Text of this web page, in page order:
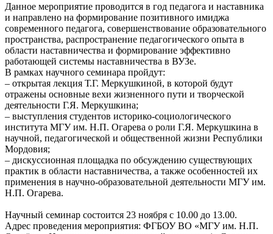
Данное мероприятие проводится в год педагога и наставника
и направлено на формирование позитивного имиджа
современного педагога, совершенствование образовательного
пространства, распространение педагогического опыта в
области наставничества и формирование эффективно
работающей системы наставничества в ВУЗе.
В рамках научного семинара пройдут:
– открытая лекция Т.Г. Меркушкиной, в которой будут
отражены основные вехи жизненного пути и творческой
деятельности Г.Я. Меркушкина;
– выступления студентов историко-социологического
института МГУ им. Н.П. Огарева о роли Г.Я. Меркушкина в
научной, педагогической и общественной жизни Республики
Мордовия;
– дискуссионная площадка по обсуждению существующих
практик в области наставничества, а также особенностей их
применения в научно-образовательной деятельности МГУ им.
Н.П. Огарева.
Научный семинар состоится 23 ноября с 10.00 до 13.00.
Адрес проведения мероприятия: ФГБОУ ВО «МГУ им. Н.П.